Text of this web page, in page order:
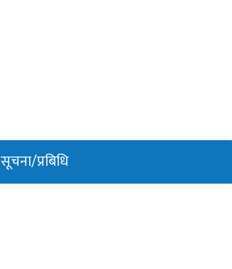
सूचना/प्रबिधि